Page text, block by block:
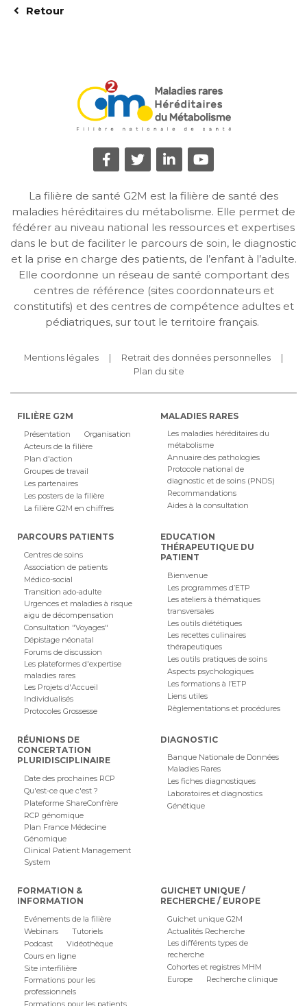
Retour
La filière de santé G2M est la filière de santé des
maladies héréditaires du métabolisme. Elle permet de
fédérer au niveau national les ressources et expertises
dans le but de faciliter le parcours de soin, le diagnostic
et la prise en charge des patients, de l’enfant à l’adulte.
Elle coordonne un réseau de santé comportant des
centres de référence (sites coordonnateurs et
constitutifs) et des centres de compétence adultes et
pédiatriques, sur tout le territoire français.
Mentions légales
Retrait des données personnelles
Plan du site
FILIÈRE G2M
Présentation
Organisation
Acteurs de la filière
Plan d'action
Groupes de travail
Les partenaires
Les posters de la filière
La filière G2M en chiffres
MALADIES RARES
Les maladies héréditaires du
métabolisme
Annuaire des pathologies
Protocole national de
diagnostic et de soins (PNDS)
Recommandations
Aides à la consultation
PARCOURS PATIENTS
Centres de soins
Association de patients
Médico-social
Transition ado-adulte
Urgences et maladies à risque
aigu de décompensation
Consultation "Voyages"
Dépistage néonatal
Forums de discussion
Les plateformes d'expertise
maladies rares
Les Projets d'Accueil
Individualisés
Protocoles Grossesse
EDUCATION
THÉRAPEUTIQUE DU
PATIENT
Bienvenue
Les programmes d’ETP
Les ateliers à thématiques
transversales
Les outils diététiques
Les recettes culinaires
thérapeutiques
Les outils pratiques de soins
Aspects psychologiques
Les formations à l’ETP
Liens utiles
Règlementations et procédures
RÉUNIONS DE
CONCERTATION
PLURIDISCIPLINAIRE
Date des prochaines RCP
Qu'est-ce que c'est ?
Plateforme ShareConfrère
RCP génomique
Plan France Médecine
Génomique
Clinical Patient Management
System
DIAGNOSTIC
Banque Nationale de Données
Maladies Rares
Les fiches diagnostiques
Laboratoires et diagnostics
Génétique
FORMATION &
INFORMATION
Evénements de la filière
Webinars
Tutoriels
Podcast
Vidéothèque
Cours en ligne
Site interfilière
Formations pour les
professionnels
GUICHET UNIQUE /
RECHERCHE / EUROPE
Guichet unique G2M
Actualités Recherche
Les différents types de
recherche
Cohortes et registres MHM
Europe
Recherche clinique